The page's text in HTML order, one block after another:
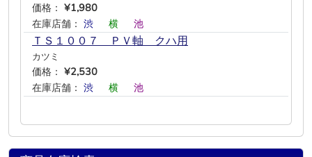
価格： ¥1,980
在庫店舗： 渋 横 池
ＴＳ１００７ ＰＶ軸 クハ用
カツミ
価格： ¥2,530
在庫店舗： 渋 横 池